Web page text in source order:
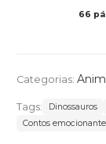
66
Categorias:
Tags: Dinossauros
Contos